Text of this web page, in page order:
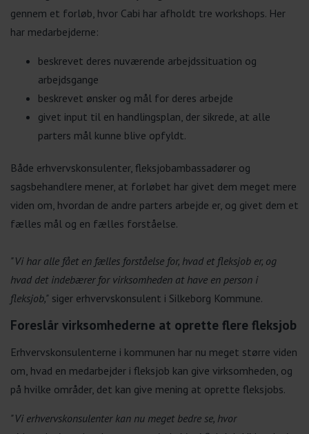
gennem et forløb, hvor Cabi har afholdt tre workshops. Her
har medarbejderne:
beskrevet deres nuværende arbejdssituation og
arbejdsgange
beskrevet ønsker og mål for deres arbejde
givet input til en handlingsplan, der sikrede, at alle
parters mål kunne blive opfyldt.
Både erhvervskonsulenter, fleksjobambassadører og
sagsbehandlere mener, at forløbet har givet dem meget mere
viden om, hvordan de andre parters arbejde er, og givet dem et
fælles mål og en fælles forståelse.
"Vi har alle fået en fælles forståelse for, hvad et fleksjob er, og
hvad det indebærer for virksomheden at have en person i
fleksjob," siger erhvervskonsulent i Silkeborg Kommune.
Foreslår virksomhederne at oprette flere fleksjob
Erhvervskonsulenterne i kommunen har nu meget større viden
om, hvad en medarbejder i fleksjob kan give virksomheden, og
på hvilke områder, det kan give mening at oprette fleksjobs.
"Vi erhvervskonsulenter kan nu meget bedre se, hvor